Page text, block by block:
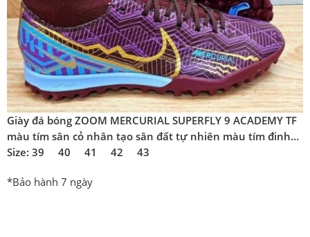
Giày đá bóng ZOOM MERCURIAL SUPERFLY 9 ACADEMY TF
màu tím sân cỏ nhân tạo sân đất tự nhiên màu tím đinh
thấp
Size: 39 40 41 42 43
*Bảo hành 7 ngày